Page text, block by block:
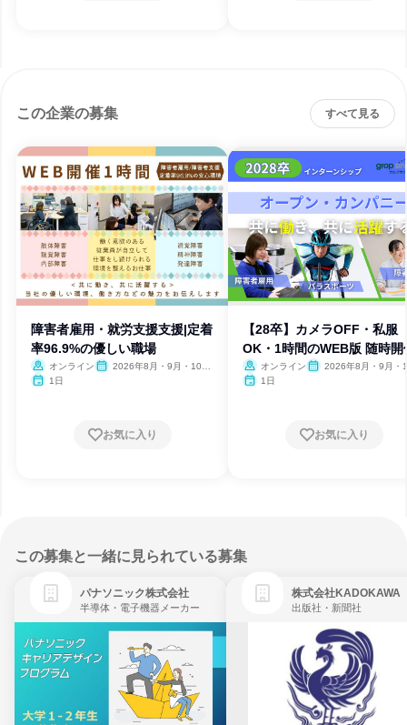
この企業の募集 すべて見る
障害者雇用・就労支援支援|定着
率96.9%の優しい職場
オンライン
2026年8月・9月・10
1日
お気に入り
【28卒】カメラOFF・私服
OK・1時間のWEB版 随時開
オンライン
2026年8月・9月・
1日
お気に入り
この募集と一緒に見られている募集
パナソニック株式会社
半導体・電子機器メーカー
株式会社KADOKAWA
出版社・新聞社